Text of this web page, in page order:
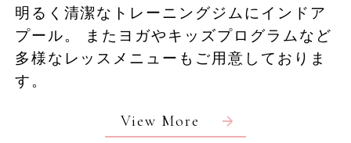
Rooms
Pool/Facilities
明るく清潔なトレーニングジムにインドア
プール。
またヨガやキッズプログラムなど
多様なレッスメニューもご用意しておりま
す。
View More